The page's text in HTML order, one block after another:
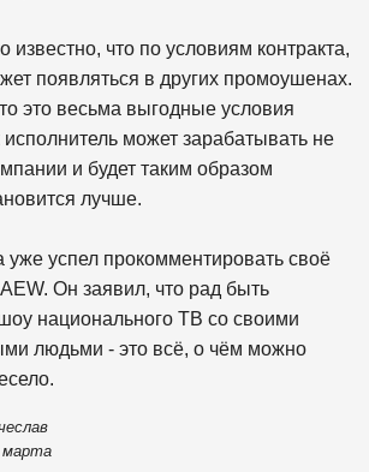
известно, что по условиям контракта,
появляться в других промоушенах.
это весьма выгодные условия
исполнитель может зарабатывать не
и будет таким образом
лучше.
успел прокомментировать своё
Он заявил, что рад быть
национального ТВ со своими
людьми - это всё, о чём можно
марта